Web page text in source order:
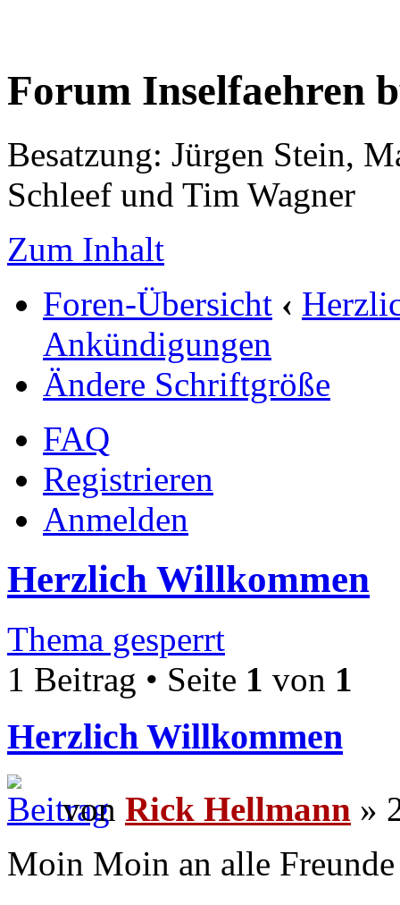
Forum Inselfaehren
Besatzung: Jürgen Stein,
Schleef und Tim Wagner
Zum Inhalt
Foren-Übersicht ‹
Ankündigungen
Ändere Schriftgröße
FAQ
Registrieren
Anmelden
Herzlich Willkommen
Thema gesperrt
1 Beitrag • Seite 1 von 1
Herzlich Willkommen
von Rick Hellmann »
Moin Moin an alle